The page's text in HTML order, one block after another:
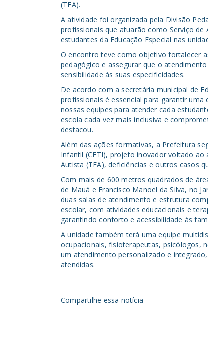
(TEA).
A atividade foi organizada pela Divisão
profissionais que atuarão como Serviço de
estudantes da Educação Especial nas
O encontro teve como objetivo fortalecer
pedagógico e assegurar que o
sensibilidade às suas especificidades.
De acordo com a secretária municipal de
profissionais é essencial para garantir uma
nossas equipes para atender cada
escola cada vez mais inclusiva e
destacou.
Além das ações formativas, a Prefeitura
Infantil (CETI), projeto inovador voltado
Autista (TEA), deficiências e outros casos
Com mais de 600 metros quadrados de
de Mauá e Francisco Manoel da Silva, no
duas salas de atendimento e estrutura
escolar, com atividades educacionais e
garantindo conforto e acessibilidade às
A unidade também terá uma equipe
ocupacionais, fisioterapeutas, psicólogos,
um atendimento personalizado e
atendidas.
Compartilhe essa notícia